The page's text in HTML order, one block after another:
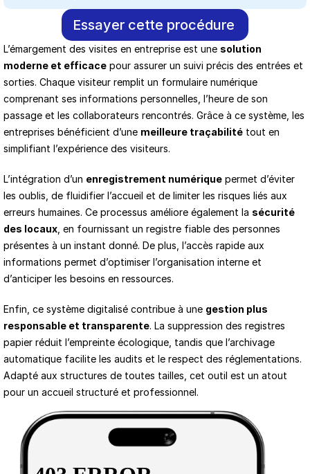
Essayer cette procédure
L’émargement des visites en entreprise est une solution
moderne et efficace pour assurer un suivi précis des entrées et
sorties. Chaque visiteur remplit un formulaire numérique
comprenant ses informations personnelles, l’heure de son
passage et les collaborateurs rencontrés. Grâce à ce système, les
entreprises bénéficient d’une meilleure traçabilité tout en
simplifiant l’expérience des visiteurs.
L’intégration d’un enregistrement numérique permet d’éviter
les oublis, de fluidifier l’accueil et de limiter les risques liés aux
erreurs humaines. Ce processus améliore également la sécurité
des locaux , en fournissant un registre fiable des personnes
présentes à un instant donné. De plus, l’accès rapide aux
informations permet d’optimiser l’organisation interne et
d’anticiper les besoins en ressources.
Enfin, ce système digitalisé contribue à une gestion plus
responsable et transparente. La suppression des registres
papier réduit l’empreinte écologique, tandis que l’archivage
automatique facilite les audits et le respect des réglementations.
Adapté aux structures de toutes tailles, cet outil est un atout
pour un accueil structuré et professionnel.